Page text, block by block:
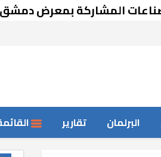
المشاركة بمعرض دمشق
البرلمان تقارير